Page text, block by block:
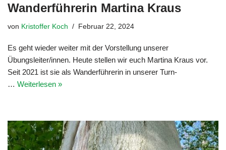
Wanderführerin Martina Kraus
von Kristoffer Koch Februar 22, 2024
Es geht wieder weiter mit der Vorstellung unserer
Übungsleiter/innen. Heute stellen wir euch Martina Kraus vor.
Seit 2021 ist sie als Wanderführerin in unserer Turn-
… Weiterlesen »